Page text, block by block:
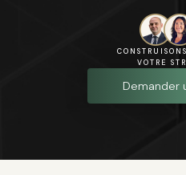
VOTRE
Demander